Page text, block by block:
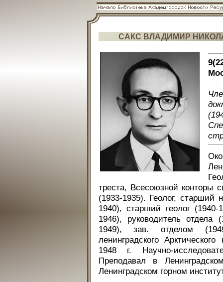
САКС ВЛАДИМИР
треста, Всесоюзной конторы
(1933-1935). Геолог, старший
1940), старший геолог
1946), руководитель отдела
1949), зав. отделом
ленинградского
1948 г. Научно-
Преподавал в
Ленинградском горном